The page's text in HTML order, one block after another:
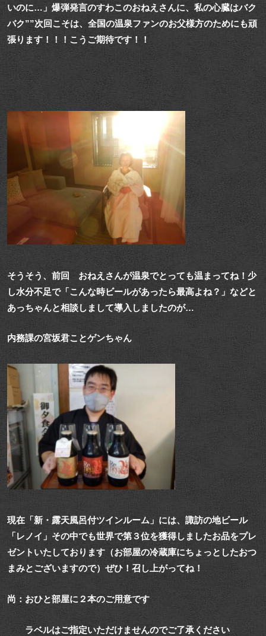
いのに…」爆弾発言のすわこのおねえさんに、私の心臓はバク
バク””次回こそは、全国の温泉ファンのお父様方のためにも頑
張ります！！！こうご期待です！！
そうそう、前回 おねえさんが温泉でとっても温まってね！少
し水分不足で「こんな時ビールがあったら最高よね？」などと
あっちゃんと相談しまして導入しましたのが…
内務課の宮坂君ことゲンちゃん
現在「新・露天風呂付ツインルーム」には、諏訪の地ビール
「レノイ」その中でも世界で第３位を獲得しましたお品をプレ
ゼントいたしております（お部屋の冷蔵庫にちょっとしたおつ
まみとございますので）ぜひ！召し上がってね！
尚：おひと部屋に２本のご用意です
ラベルはご指定いただけませんのでご了承ください